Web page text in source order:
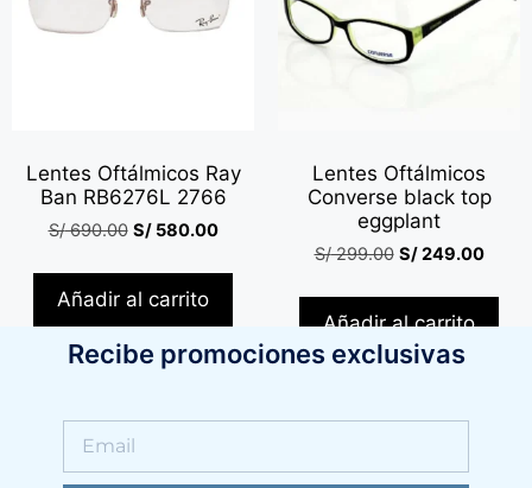
Lentes Oftálmicos Ray
Ban RB6276L 2766
S/690.00 S/580.00
Añadir al carrito
Lentes Oftálmicos
Converse black top
eggplant
S/299.00 S/249.00
Añadir al carrito
Recibe promociones exclusivas